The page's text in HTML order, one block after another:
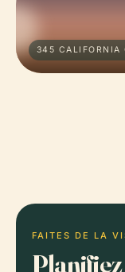
345 CALIFORNIA
FAITES DE LA